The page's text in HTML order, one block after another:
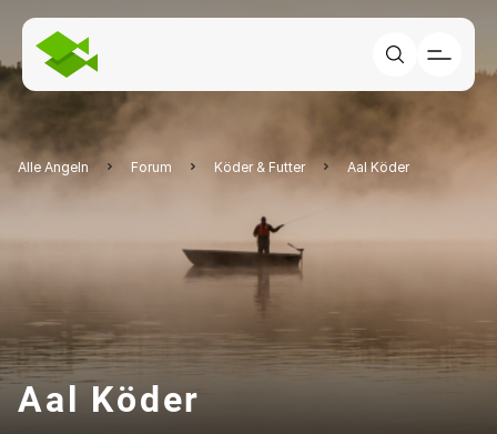
Alle Angeln Forum Köder & Futter Aal Köder
Aal Köder